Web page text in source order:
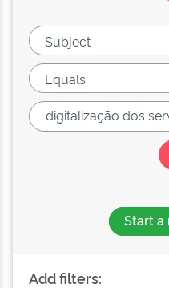
Start a
Add filters: